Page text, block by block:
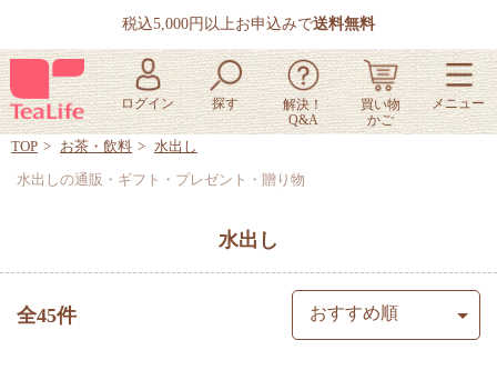
税込5,000円以上お申込みで送料無料
TOP お茶・飲料
水出し
水出しの通販・ギフト・プレゼント・贈り物
水出し
全45件